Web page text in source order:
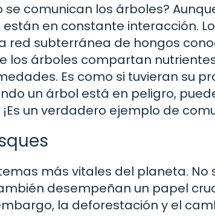
comunican los árboles?
en constante interacción.
red subterránea de hongos
los árboles compartan
Es como si tuvieran su
un árbol está en peligro,
un verdadero ejemplo de
más vitales del planeta. No
desempeñan un papel
la deforestación y el